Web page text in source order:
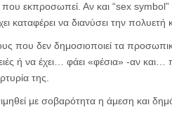
που εκπροσωπεί. Αν και “sex
καταφέρει να διανύσει την
που δεν δημοσιοποιεί τα
ή να έχει… φάει «φέσια» -αν και…
της.
με σοβαρότητα η άμεση και